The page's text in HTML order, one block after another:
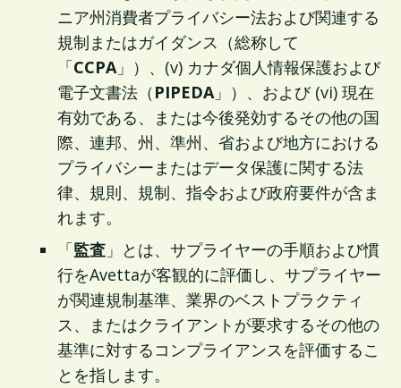
ニア州消費者プライバシー法および関連する
規制またはガイダンス（総称して
「CCPA」）、(v) カナダ個人情報保護および
電子文書法（ PIPEDA」）、および (vi) 現在
有効である、または今後発効するその他の国
際、連邦、州、準州、省および地方における
プライバシーまたはデータ保護に関する法
律、規則、規制、指令および政府要件が含ま
れます。
「監査 」とは、サプライヤーの手順および慣
行をAvettaが客観的に評価し、サプライヤー
が関連規制基準、業界のベストプラクティ
ス、またはクライアントが要求するその他の
基準に対するコンプライアンスを評価するこ
とを指します。